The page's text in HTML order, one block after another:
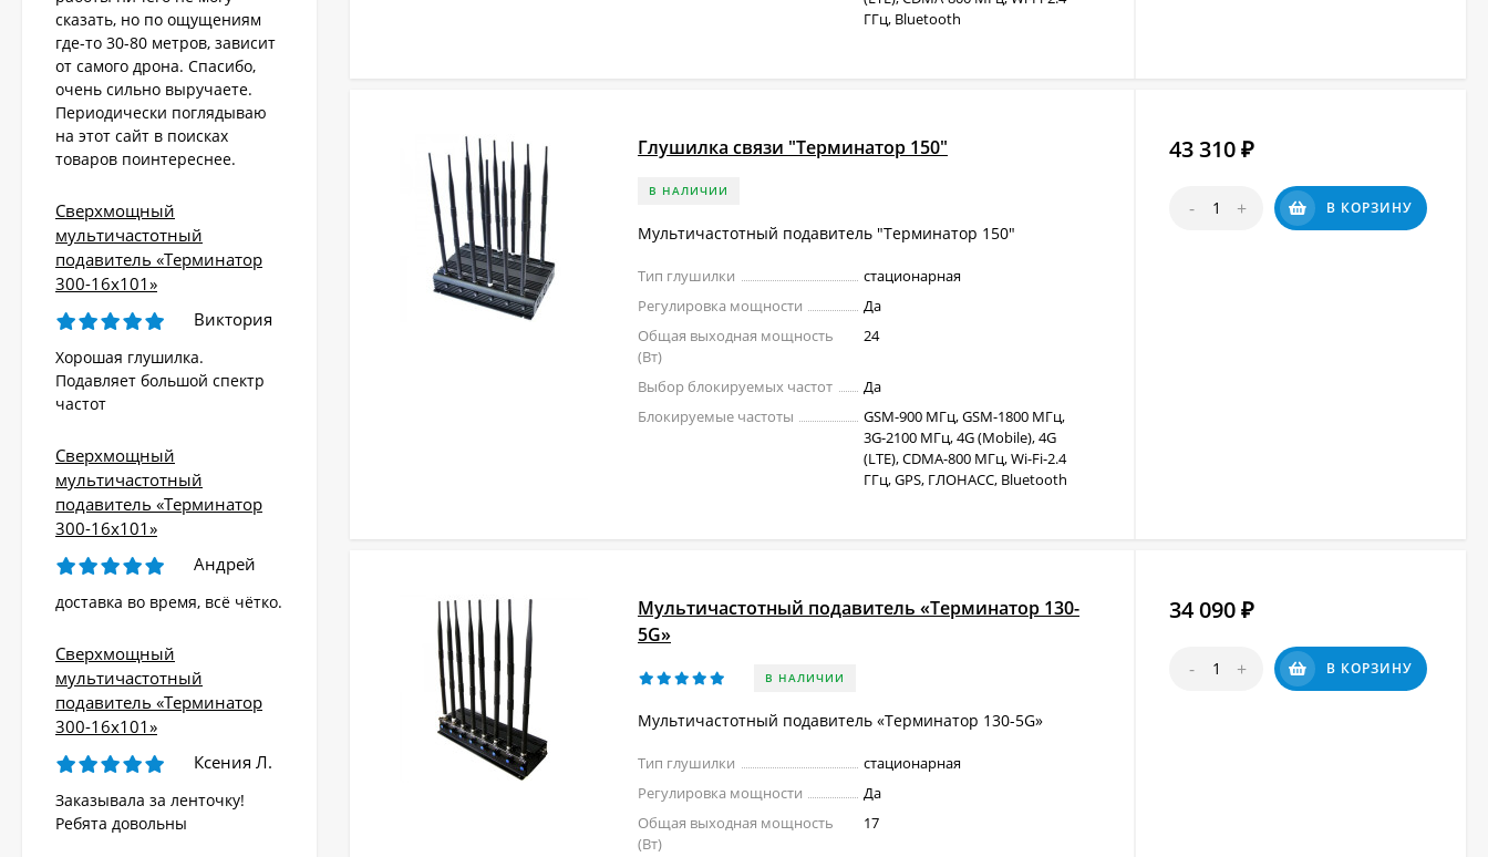
ГГц, Bluetooth
Глушилка связи "Терминатор 150"
В НАЛИЧИИ
Мультичастотный подавитель "Терминатор 150"
Тип глушилки
стационарная
Регулировка мощности
Да
Общая выходная мощность
(Вт)
24
Выбор блокируемых частот
Да
Блокируемые частоты
GSM-900 МГц, GSM-1800 МГц,
3G-2100 МГц, 4G (Mobile), 4G
(LTE), CDMA-800 МГц, Wi-Fi-2.4
ГГц, GPS, ГЛОНАСС, Bluetooth
43 310 ₽
- + В КОРЗИНУ
Мультичастотный подавитель «Терминатор 130-
5G»
В НАЛИЧИИ
Мультичастотный подавитель «Терминатор 130-5G»
Тип глушилки
стационарная
Регулировка мощности
Да
Общая выходная мощность
(Вт)
17
34 090 ₽
- + В КОРЗИНУ
сказать, но по ощущениям
где-то 30-80 метров, зависит
от самого дрона. Спасибо,
очень сильно выручаете.
Периодически поглядываю
на этот сайт в поисках
товаров поинтереснее.
Сверхмощный
мультичастотный
подавитель «Терминатор
300-16х101»
Виктория
Хорошая глушилка.
Подавляет большой спектр
частот
Сверхмощный
мультичастотный
подавитель «Терминатор
300-16х101»
Андрей
доставка во время, всё чётко.
Сверхмощный
мультичастотный
подавитель «Терминатор
300-16х101»
Ксения Л.
Заказывала за ленточку!
Ребята довольны